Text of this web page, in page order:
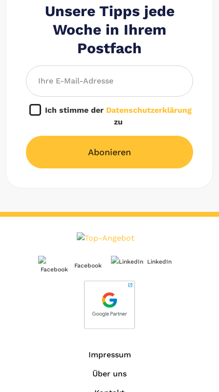
Unsere Tipps jede
Woche in Ihrem
Postfach
Ich stimme der Datenschutzerklärung
zu
Abonieren
Facebook
LinkedIn
Impressum
Über uns